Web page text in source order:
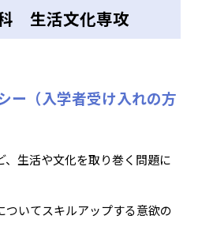
生活文化専攻
ー（入学者受け入れの方
生活や文化を取り巻く問題に
いてスキルアップする意欲の